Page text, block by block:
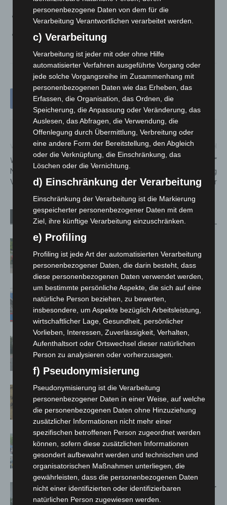
Vernissage: 02.07.2026 19:00 Uhr
Sonstiges: Der Eintritt ist frei
Vorheriger Artikel
Widerrufsbutton ist Pflicht:
Neue Regeln für Online-
Verträge
Nächster Artikel
Gorilla-Weibchen „Tara“
verlässt Hannover Richtung
Münster
Verwandte Artikel Mehr vom Autor
Region Hannover: 21 neue
Notfallsanitäter starten beim Roten
Kreuz
Mann läuft mit Hockeyschläger über
A7 – Polizei sucht Zeugen
Hannover: Polizei stoppt 166
Trunkenheitsfahrten bei
Großkontrolle
Hannover Klassik Open Air 2026:
Französische Oper im Maschpark
Blaulichtmeile Langenhagen 2026:
Polizei, Feuerwehr und Rettung
hautnah erleben
Hannover: Polizei setzt Gaming-Koffer
für Prävention ein
personenbezogene Daten von dem für die
Verarbeitung Verantwortlichen verarbeitet werden.
c) Verarbeitung
Verarbeitung ist jeder mit oder ohne Hilfe
automatisierter Verfahren ausgeführte Vorgang oder
jede solche Vorgangsreihe im Zusammenhang mit
personenbezogenen Daten wie das Erheben, das
Erfassen, die Organisation, das Ordnen, die
Speicherung, die Anpassung oder Veränderung, das
Auslesen, das Abfragen, die Verwendung, die
Offenlegung durch Übermittlung, Verbreitung oder
eine andere Form der Bereitstellung, den Abgleich
oder die Verknüpfung, die Einschränkung, das
Löschen oder die Vernichtung.
d) Einschränkung der Verarbeitung
Einschränkung der Verarbeitung ist die Markierung
gespeicherter personenbezogener Daten mit dem
Ziel, ihre künftige Verarbeitung einzuschränken.
e) Profiling
Profiling ist jede Art der automatisierten Verarbeitung
personenbezogener Daten, die darin besteht, dass
diese personenbezogenen Daten verwendet werden,
um bestimmte persönliche Aspekte, die sich auf eine
natürliche Person beziehen, zu bewerten,
insbesondere, um Aspekte bezüglich Arbeitsleistung,
wirtschaftlicher Lage, Gesundheit, persönlicher
Vorlieben, Interessen, Zuverlässigkeit, Verhalten,
Aufenthaltsort oder Ortswechsel dieser natürlichen
Person zu analysieren oder vorherzusagen.
f) Pseudonymisierung
Pseudonymisierung ist die Verarbeitung
personenbezogener Daten in einer Weise, auf welche
die personenbezogenen Daten ohne Hinzuziehung
zusätzlicher Informationen nicht mehr einer
spezifischen betroffenen Person zugeordnet werden
können, sofern diese zusätzlichen Informationen
gesondert aufbewahrt werden und technischen und
organisatorischen Maßnahmen unterliegen, die
gewährleisten, dass die personenbezogenen Daten
nicht einer identifizierten oder identifizierbaren
natürlichen Person zugewiesen werden.